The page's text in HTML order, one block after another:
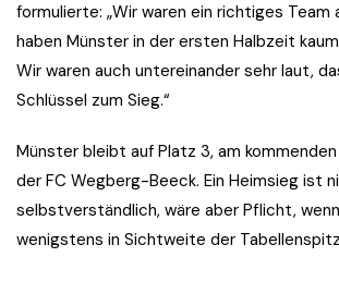
formulierte: „Wir waren ein richtiges Team
haben Münster in der ersten Halbzeit
Wir waren auch untereinander sehr laut,
Schlüssel zum Sieg.“
Münster bleibt auf Platz 3, am
der FC Wegberg-Beeck. Ein Heimsieg ist
selbstverständlich, wäre aber Pflicht,
wenigstens in Sichtweite der